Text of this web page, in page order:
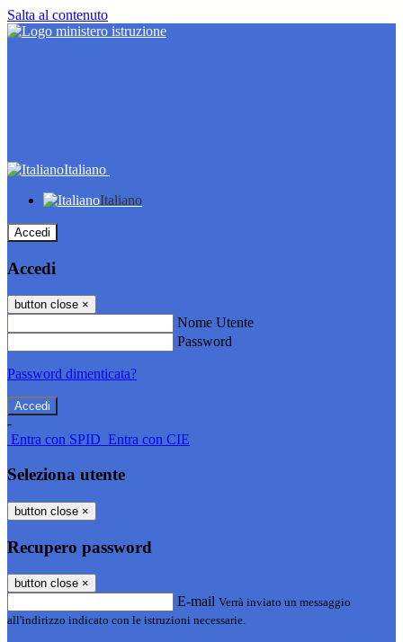
Salta al contenuto
Italiano
Italiano
Accedi
Accedi
button close ×
Nome Utente
Password
Password dimenticata?
-
Entra con SPID Entra con CIE
Seleziona utente
button close ×
Recupero password
button close ×
E-mail Verrà inviato un messaggio
all'indirizzo indicato con le istruzioni necessarie.